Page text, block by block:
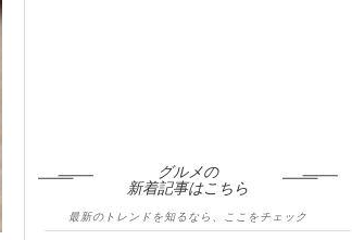
グルメの
新着記事はこちら
最新のトレンドを知るなら、ここをチェック